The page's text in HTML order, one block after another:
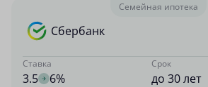
Семейная ипотека
Сбербанк
Ставка
3.5 6%
Срок
до 30 лет